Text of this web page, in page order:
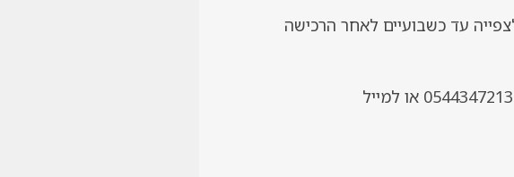
*במידה ויש קושי כלשהו בצפייה או ברכישה ניתן לכתוב בווטסאפ למס’ נייד 0544347213 או למייל